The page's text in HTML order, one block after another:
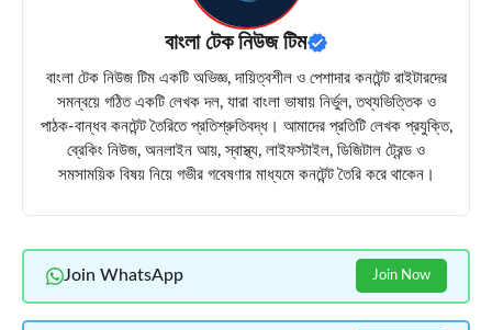
বাংলা টেক নিউজ টিম
বাংলা টেক নিউজ টিম একটি অভিজ্ঞ, দায়িত্বশীল ও পেশাদার কনটেন্ট রাইটারদের
সমন্বয়ে গঠিত একটি লেখক দল, যারা বাংলা ভাষায় নির্ভুল, তথ্যভিত্তিক ও
পাঠক-বান্ধব কনটেন্ট তৈরিতে প্রতিশ্রুতিবদ্ধ। আমাদের প্রতিটি লেখক প্রযুক্তি,
ব্রেকিং নিউজ, অনলাইন আয়, স্বাস্থ্য, লাইফস্টাইল, ডিজিটাল ট্রেন্ড ও
সমসাময়িক বিষয় নিয়ে গভীর গবেষণার মাধ্যমে কনটেন্ট তৈরি করে থাকেন।
Join WhatsApp Join Now